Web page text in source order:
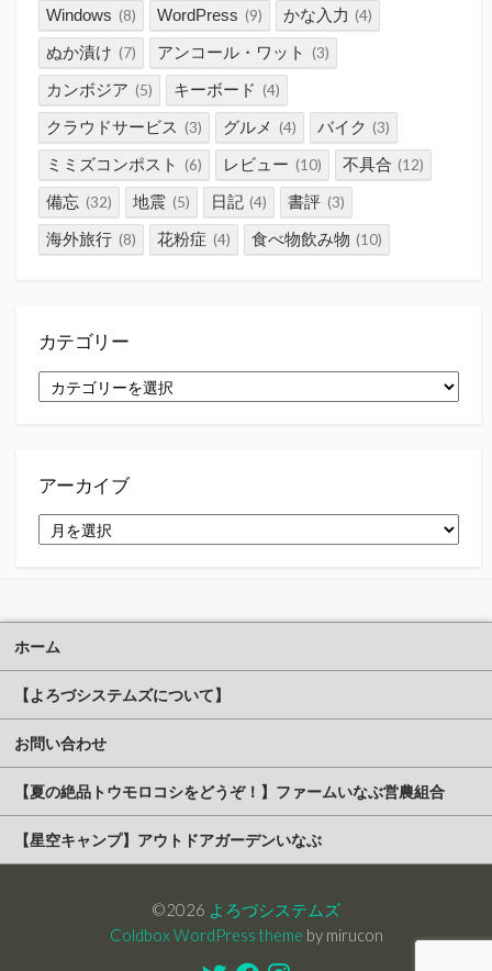
Windows (8) WordPress (9) かな入力 (4)
ぬか漬け (7) アンコール・ワット (3)
カンボジア (5) キーボード (4)
クラウドサービス (3) グルメ (4) バイク (3)
ミミズコンポスト (6) レビュー (10) 不具合 (12)
備忘 (32) 地震 (5) 日記 (4) 書評 (3)
海外旅行 (8) 花粉症 (4) 食べ物飲み物 (10)
カテゴリー
テ
アーカイブ
ー
ホーム
【よろづシステムズについて】
お問い合わせ
【夏の絶品トウモロコシをどうぞ！】ファームいなぶ営農組合
【星空キャンプ】アウトドアガーデンいなぶ
©2026 よろづシステムズ
Coldbox WordPress theme by mirucon